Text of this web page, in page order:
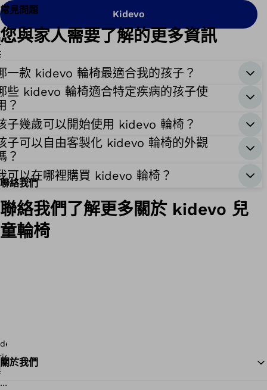
Kidevo
常見問題
您與家人需要了解的更多資訊
一款 kidevo 輪椅最適合我的孩子？
些 kidevo 輪椅適合特定疾病的孩子使
？
子幾歲可以開始使用 kidevo 輪椅？
子可以自由客製化 kidevo 輪椅的外觀
？
可以在哪裡購買 kidevo 輪椅？
聯絡我們
聯絡我們了解更多關於 kidevo 兒
童輪椅
關於我們